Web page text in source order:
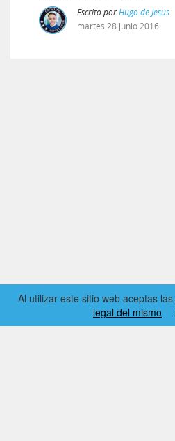
Escrito porHugo de Jesús
martes 28 junio2016
Al utilizar este sitio web aceptas las
legal del mismo